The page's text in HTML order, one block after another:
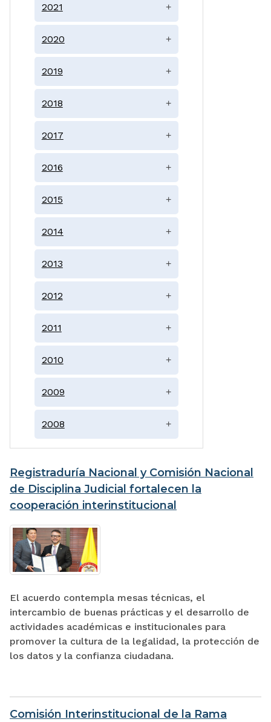
2021 +
2020 +
2019 +
2018 +
2017 +
2016 +
2015 +
2014 +
2013 +
2012 +
2011 +
2010 +
2009 +
2008 +
Registraduría Nacional y Comisión Nacional
de Disciplina Judicial fortalecen la
cooperación interinstitucional
El acuerdo contempla mesas técnicas, el
intercambio de buenas prácticas y el desarrollo de
actividades académicas e institucionales para
promover la cultura de la legalidad, la protección de
los datos y la confianza ciudadana.
Comisión Interinstitucional de la Rama